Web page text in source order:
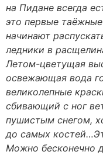
на Пидане всегда
это первые
начинают
ледники в
Летом-цветущая
освежающая вода
великолепные
сбивающий с ног
пушистым снегом,
до самых
Можно бесконечно